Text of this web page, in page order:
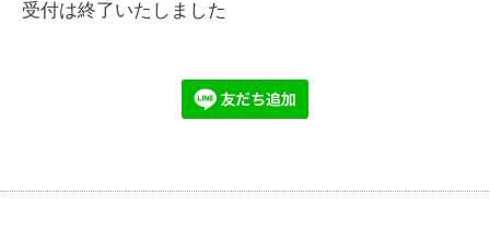
受付は終了いたしました